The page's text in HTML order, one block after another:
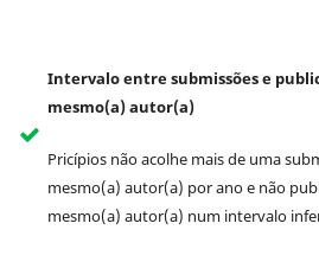
Intervalo entre submissões e
mesmo(a) autor(a)
Pricípios não acolhe mais de uma
mesmo(a) autor(a) por ano e não
mesmo(a) autor(a) num intervalo